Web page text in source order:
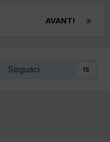
AVANTI
Seguaci 15